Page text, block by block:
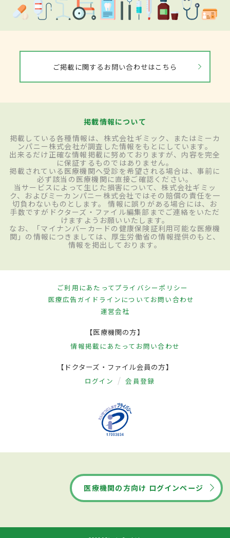
ご掲載に関するお問い合わせはこちら
掲載情報について
掲載している各種情報は、株式会社ギミック、またはミーカ
ンパニー株式会社が調査した情報をもとにしています。
出来るだけ正確な情報掲載に努めておりますが、内容を完全
に保証するものではありません。
掲載されている医療機関へ受診を希望される場合は、事前に
必ず該当の医療機関に直接ご確認ください。
当サービスによって生じた損害について、株式会社ギミッ
ク、およびミーカンパニー株式会社ではその賠償の責任を一
切負わないものとします。 情報に誤りがある場合には、お
手数ですがドクターズ・ファイル編集部までご連絡をいただ
けますようお願いいたします。
なお、「マイナンバーカードの健康保険証利用可能な医療機
関」の情報につきましては、厚生労働省の情報提供のもと、
情報を掲出しております。
ご利用にあたってプライバシーポリシー
医療広告ガイドラインについてお問い合わせ
運営会社
【医療機関の方】
情報掲載にあたって お問い合わせ
【ドクターズ・ファイル会員の方】
ログイン 会員登録
医療機関の方向け ログインページ